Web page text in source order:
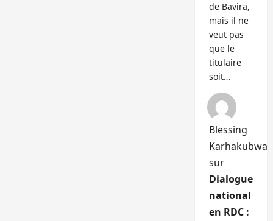
de Bavira,
mais il ne
veut pas
que le
titulaire
soit…
Blessing
Karhakubwa
sur
Dialogue
national
en RDC :